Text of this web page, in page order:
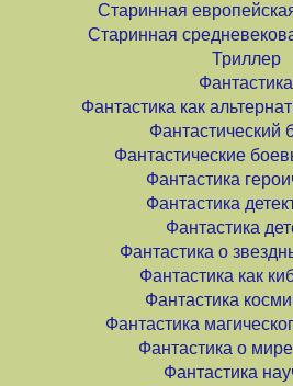
Старинная
Старинная
Триллер
Фантастика
Фантастика как
Фантастический
Фантастические
Фантастика
Фантастика
Фантастика
Фантастика о
Фантастика как
Фантастика
Фантастика
Фантастика о
Фантастика